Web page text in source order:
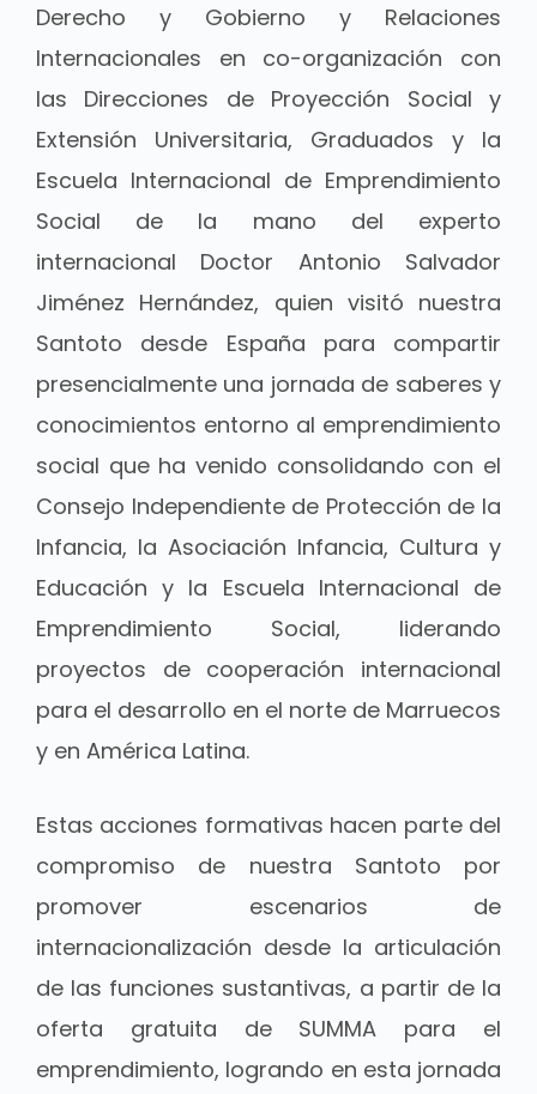
Derecho y Gobierno y Relaciones
Internacionales en co-organización con
las Direcciones de Proyección Social y
Extensión Universitaria, Graduados y la
Escuela Internacional de Emprendimiento
Social de la mano del experto
internacional Doctor Antonio Salvador
Jiménez Hernández, quien visitó nuestra
Santoto desde España para compartir
presencialmente una jornada de saberes y
conocimientos entorno al emprendimiento
social que ha venido consolidando con el
Consejo Independiente de Protección de la
Infancia, la Asociación Infancia, Cultura y
Educación y la Escuela Internacional de
Emprendimiento Social, liderando
proyectos de cooperación internacional
para el desarrollo en el norte de Marruecos
y en América Latina.
Estas acciones formativas hacen parte del
compromiso de nuestra Santoto por
promover escenarios de
internacionalización desde la articulación
de las funciones sustantivas, a partir de la
oferta gratuita de SUMMA para el
emprendimiento, logrando en esta jornada